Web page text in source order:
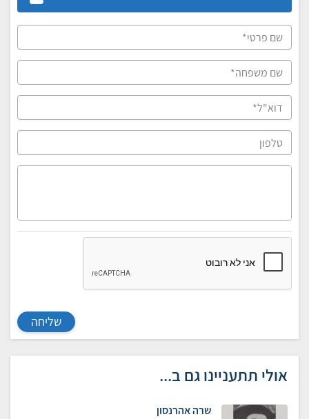
שליחה
אולי תתעניינו גם ב...
שרה אהרנסון